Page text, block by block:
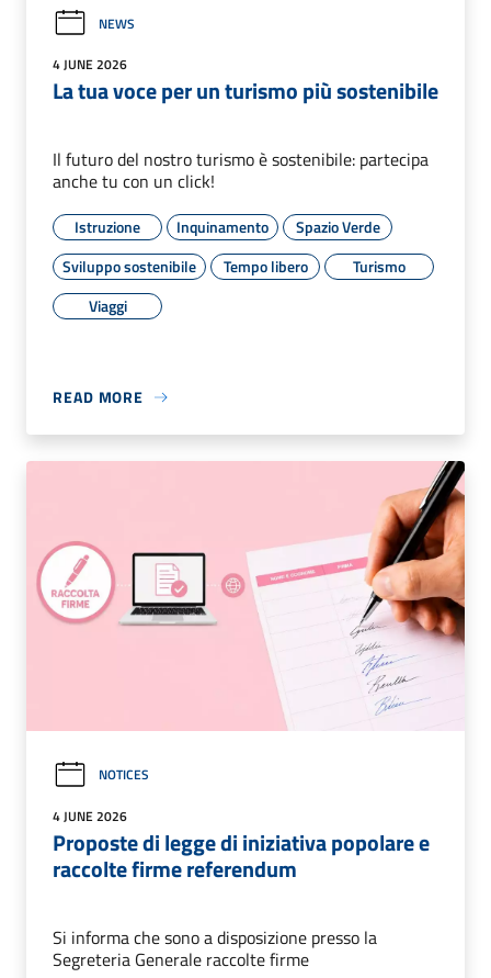
NEWS
4 JUNE 2026
La tua voce per un turismo più sostenibile
Il futuro del nostro turismo è sostenibile: partecipa
anche tu con un click!
Istruzione Inquinamento
Spazio Verde
Sviluppo sostenibile
Tempo libero
Turismo
Viaggi
READ MORE
NOTICES
4 JUNE 2026
Proposte di legge di iniziativa popolare e
raccolte firme referendum
Si informa che sono a disposizione presso la
Segreteria Generale raccolte firme